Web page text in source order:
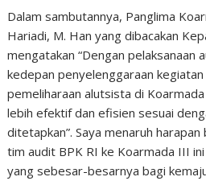
Dalam sambutannya, Panglima
Hariadi, M. Han yang dibacakan
mengatakan “Dengan pelaksanaan
kedepan penyelenggaraan
pemeliharaan alutsista di
lebih efektif dan efisien sesuai
ditetapkan”. Saya menaruh
tim audit BPK RI ke Koarmada III
yang sebesar-besarnya bagi